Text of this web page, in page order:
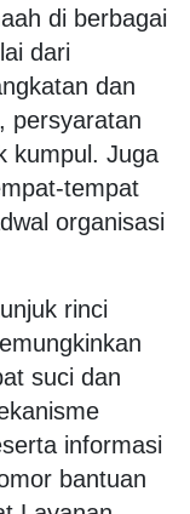
di berbagai
dari
dan
persyaratan
kumpul. Juga
tempat
organisasi
rinci
suci dan
informasi
bantuan